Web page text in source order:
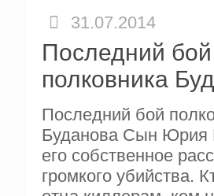
31.07.2014
Последний бой
полковника
Последний бой
Буданова Сын Юрия
его собственное
громкого убийства.